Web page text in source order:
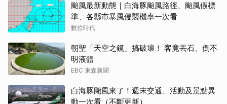
颱風最新動態｜白海豚颱風路徑、颱風假標
準、各縣市暴風侵襲機率一次看
數位時代
朝聖「天空之鏡」搞破壞！ 客竟丟石、倒不
明液體
EBC 東森新聞
白海豚颱風來了！週末交通、活動及景點異
動一次看（不斷更新）